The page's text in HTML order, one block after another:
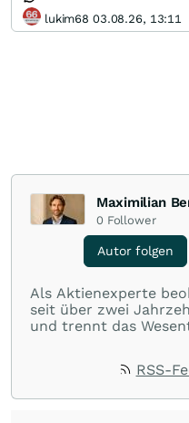
lukim68 03.08.26, 13:11
Maximilian
0 Follower
Autor folgen
Als Aktienexperte
seit über zwei
und trennt das
und liefert
und Renditen liefern.
RSS-